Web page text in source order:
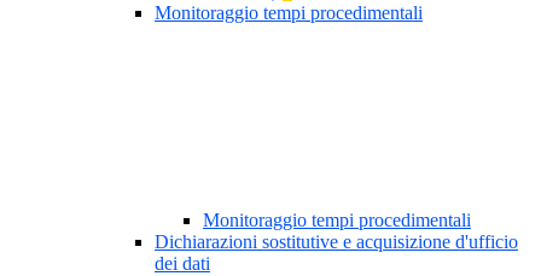
Monitoraggio tempi procedimentali
Monitoraggio tempi procedimentali
Dichiarazioni sostitutive e acquisizione d'ufficio
dei dati